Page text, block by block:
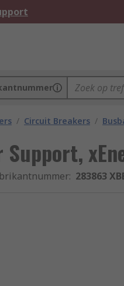
/ Circuit Breakers /
Support,
: 283863